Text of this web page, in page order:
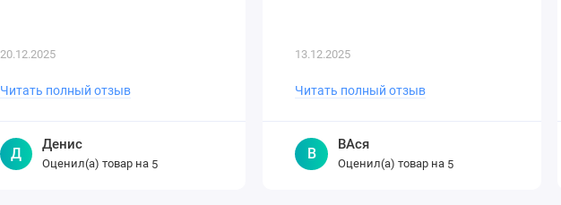
20.12.2025
Читать полный отзыв
Д
Денис
Оценил(а) товар на 5
13.12.2025
Читать полный отзыв
В
ВАся
Оценил(а) товар на 5